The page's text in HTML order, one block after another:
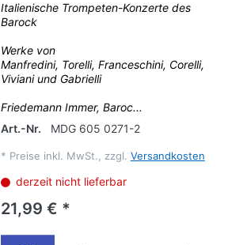
Italienische Trompeten-Konzerte des
Barock
Werke von
Manfredini, Torelli, Franceschini, Corelli,
Viviani und Gabrielli
Friedemann Immer, Baroc...
Art.-Nr.
MDG 605 0271-2
* Preise inkl. MwSt., zzgl. Versandkosten
derzeit nicht lieferbar
21,99 € *